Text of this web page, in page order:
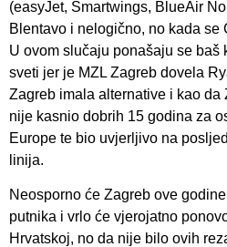
(easyJet, Smartwings, BlueAir
Blentavo i nelogično, no kada
U ovom slučaju ponašaju se baš
sveti jer je MZL Zagreb dovela
Zagreb imala alternative i kao da
nije kasnio dobrih 15 godina za
Europe te bio uvjerljivo na
linija.
Neosporno će Zagreb ove
putnika i vrlo će vjerojatno
Hrvatskoj, no da nije bilo ovih